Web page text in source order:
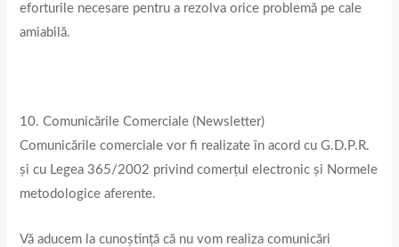
eforturile necesare pentru a rezolva orice problemă pe cale
amiabilă.
10. Comunicările Comerciale (Newsletter)
Comunicările comerciale vor fi realizate în acord cu G.D.P.R.
și cu Legea 365/2002 privind comerţul electronic și Normele
metodologice aferente.
Vă aducem la cunoștință că nu vom realiza comunicări